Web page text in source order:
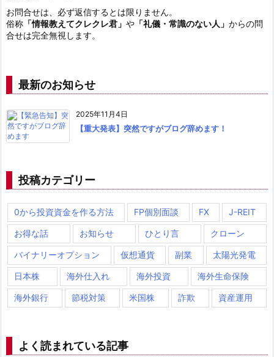
お問合せは、必ず返信するとは限りません。
俗称 「情報教えてクレクレ君」 や 「礼儀・常識のない人」 からの問
合せは完全無視します。
最新のお知らせ
2025年11月4日
【重大発表】突然ですがブログ辞めます！
投稿カテゴリー
0から投資資金を作る方法 FP個別面談 FX J-REIT
お得な話 お知らせ ひとり言 クローン
バイナリーオプション 仮想通貨 副業 太陽光発電
日本株 海外仕入れ 海外投資 海外生命保険
海外銀行 節税対策 米国株 詐欺 資産運用
よく読まれている記事